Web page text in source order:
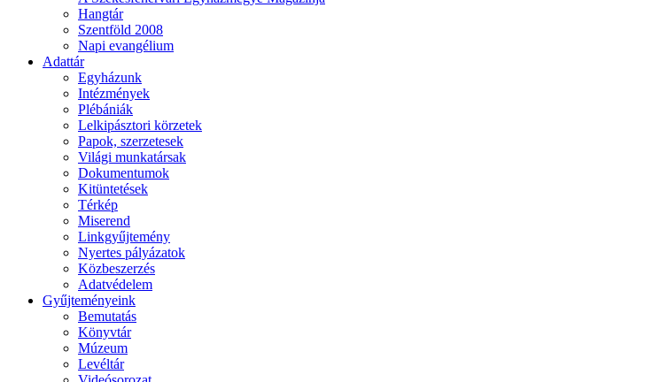
Hangtár
Szentföld 2008
Napi evangélium
Adattár
Egyházunk
Intézmények
Plébániák
Lelkipásztori körzetek
Papok, szerzetesek
Világi munkatársak
Dokumentumok
Kitüntetések
Térkép
Miserend
Linkgyűjtemény
Nyertes pályázatok
Közbeszerzés
Adatvédelem
Gyűjteményeink
Bemutatás
Könyvtár
Múzeum
Levéltár